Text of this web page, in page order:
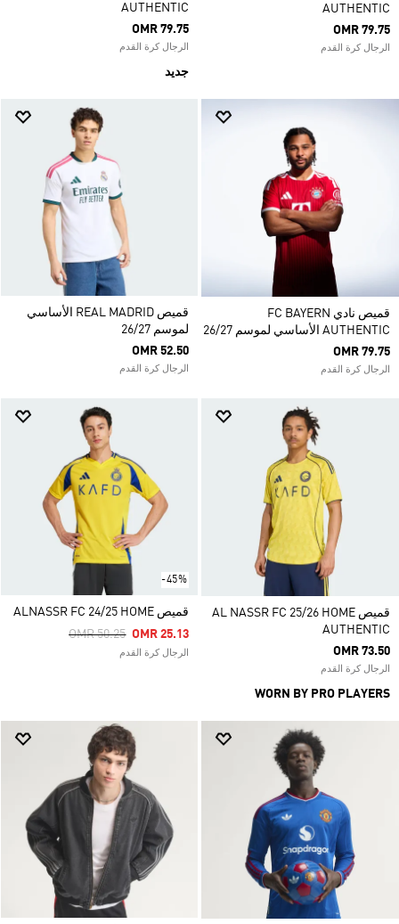
AUTHENTIC
OMR 79.75
الرجال كرة القدم
AUTHENTIC
OMR 79.75
الرجال كرة القدم
جديد
قميص نادي FC BAYERN
AUTHENTIC الأساسي لموسم 26/27
OMR 79.75
الرجال كرة القدم
قميص REAL MADRID الأساسي
لموسم 26/27
OMR 52.50
الرجال كرة القدم
قميص AL NASSR FC 25/26 HOME
AUTHENTIC
OMR 73.50
الرجال كرة القدم
WORN BY PRO PLAYERS
-45%
قميص ALNASSR FC 24/25 HOME
Price Reduced From
OMR 50.25ToOMR 25.13
الرجال كرة القدم